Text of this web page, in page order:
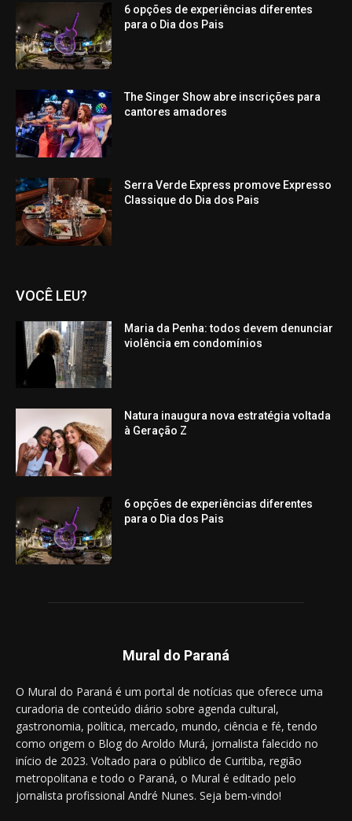
6 opções de experiências diferentes
para o Dia dos Pais
The Singer Show abre inscrições para
cantores amadores
Serra Verde Express promove Expresso
Classique do Dia dos Pais
VOCÊ LEU?
Maria da Penha: todos devem denunciar
violência em condomínios
Natura inaugura nova estratégia voltada
à Geração Z
6 opções de experiências diferentes
para o Dia dos Pais
Mural do Paraná
O Mural do Paraná é um portal de notícias que oferece uma
curadoria de conteúdo diário sobre agenda cultural,
gastronomia, política, mercado, mundo, ciência e fé, tendo
como origem o Blog do Aroldo Murá, jornalista falecido no
início de 2023. Voltado para o público de Curitiba, região
metropolitana e todo o Paraná, o Mural é editado pelo
jornalista profissional André Nunes. Seja bem-vindo!